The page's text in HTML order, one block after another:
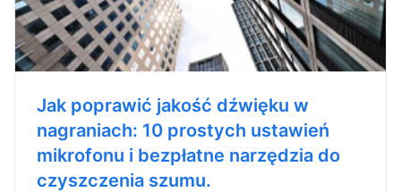
Jak poprawić jakość dźwięku w
nagraniach: 10 prostych ustawień
mikrofonu i bezpłatne narzędzia do
czyszczenia szumu.